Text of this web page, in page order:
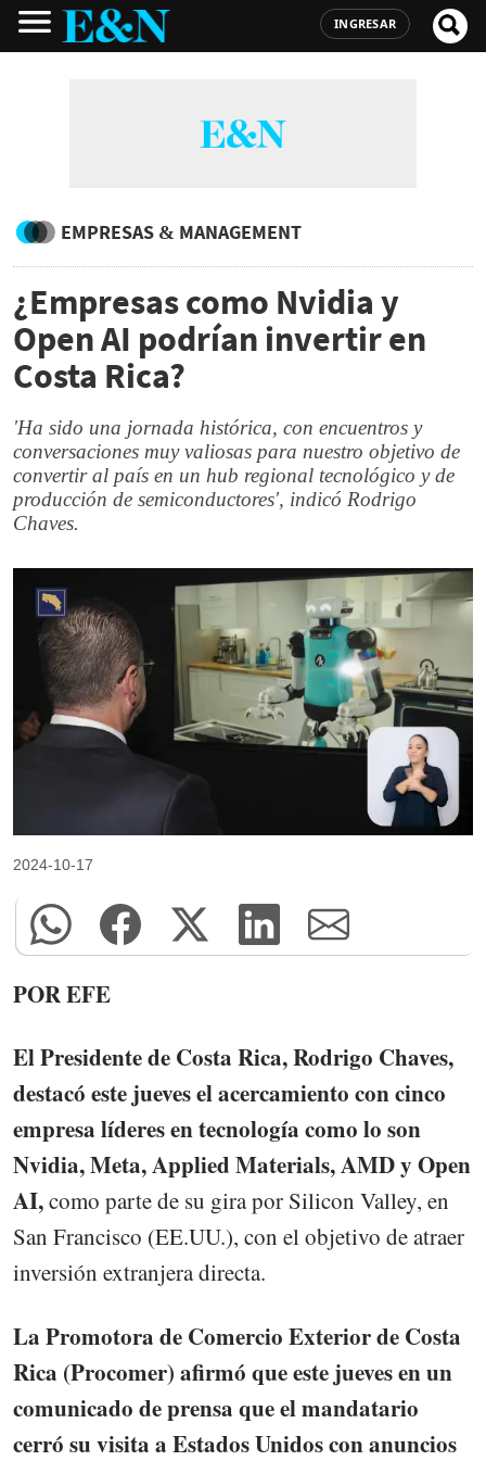
INGRESAR
EMPRESAS & MANAGEMENT
¿Empresas como Nvidia y
Open AI podrían invertir en
Costa Rica?
'Ha sido una jornada histórica, con encuentros y
conversaciones muy valiosas para nuestro objetivo de
convertir al país en un hub regional tecnológico y de
producción de semiconductores', indicó Rodrigo
Chaves.
2024-10-17
POR EFE
El Presidente de Costa Rica, Rodrigo Chaves,
destacó este jueves el acercamiento con cinco
empresa líderes en tecnología como lo son
Nvidia, Meta, Applied Materials, AMD y Open
AI,como parte de su gira por Silicon Valley, en
San Francisco (EE.UU.), con el objetivo de atraer
inversión extranjera directa.
La Promotora de Comercio Exterior de Costa
Rica (Procomer) afirmó que este jueves en un
comunicado de prensa que el mandatario
cerró su visita a Estados Unidos con anuncios